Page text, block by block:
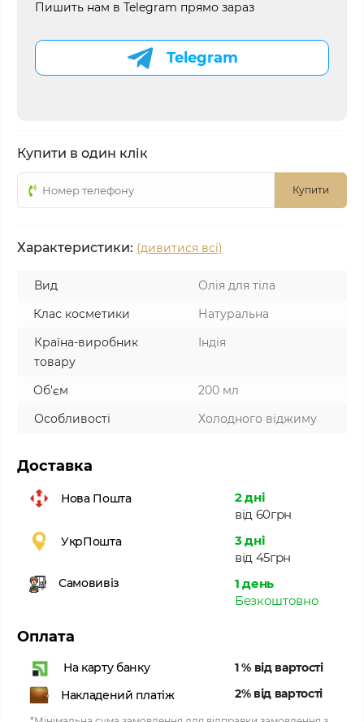
Пишить нам в Telegram прямо зараз
Telegram
Купити в один клік
Купити
Характеристики: (дивитися всі)
Вид
Олія для тіла
Клас косметики
Натуральна
Країна-виробник
товару
Індія
Об'єм
200 мл
Особливості
Холодного віджиму
Доставка
Нова Пошта
2 дні
від 60грн
УкрПошта
3 дні
від 45грн
Самовивіз
1 день
Безкоштовно
Оплата
На карту банку
1 % від вартості
Накладений платіж
2% від вартості